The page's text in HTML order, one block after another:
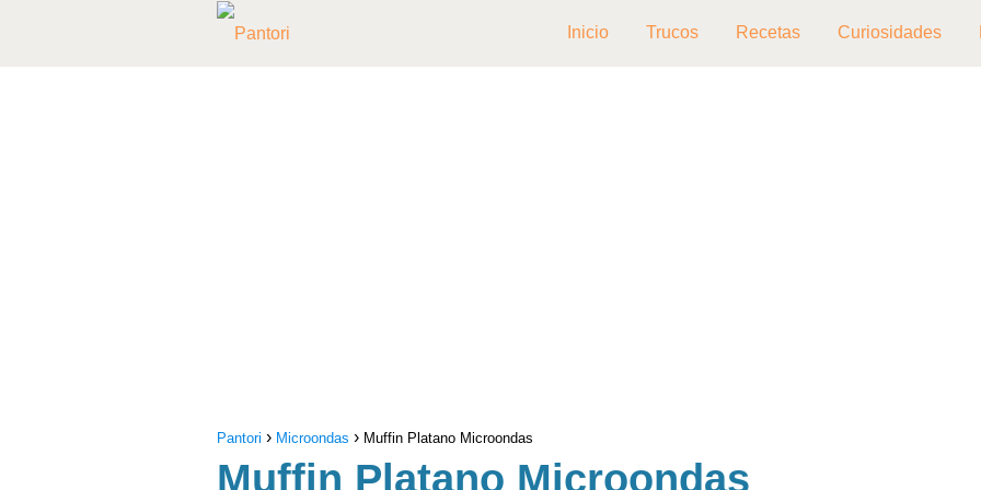
Inicio Trucos Recetas Curiosidades
Pantori Microondas Muffin Platano Microondas
Muffin Platano Microondas